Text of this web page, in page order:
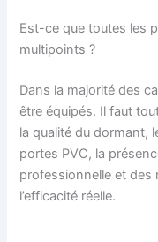
Est-ce que toutes les
multipoints ?
Dans la majorité des
être équipés. Il faut
la qualité du dormant,
portes PVC, la
professionnelle et
l’efficacité réelle.